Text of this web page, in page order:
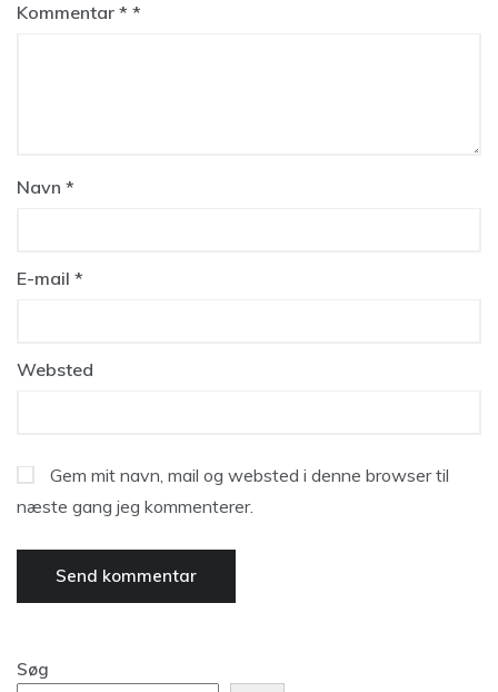
Kommentar *
Navn *
E-mail *
Websted
Gem mit navn, mail og websted i denne browser til
næste gang jeg kommenterer.
Søg